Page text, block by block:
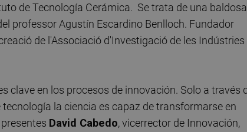
de Tecnología Cerámica. Se trata de una baldosa
professor Agustín Escardino Benlloch. Fundador
de l'Associació d'Investigació de les Indústries
clave en los procesos de innovación. Solo a través
la ciencia es capaz de transformarse en
David Cabedo, vicerrector de Innovación,